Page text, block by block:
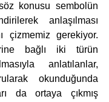
söz konusu sembolün
anlaşılması
çizmemiz gerekiyor.
bağlı iki türün
anlatılanlar,
okunduğunda
da ortaya çıkmış